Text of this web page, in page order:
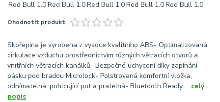
Ohodnotit produkt
Skořepina je vyrobena z vysoce kvalitního ABS- Optimalizovaná
cirkulace vzduchu prostřednictvím různých větracích otvorů a
vnitřních větracích kanálků- Bezpečné uchycení díky zapínání
pásku pod bradou Microlock- Polstrovaná komfortní vložka,
odnímatelná, pohlcující pot a pratelná- Bluetooth Ready ... celý
popis